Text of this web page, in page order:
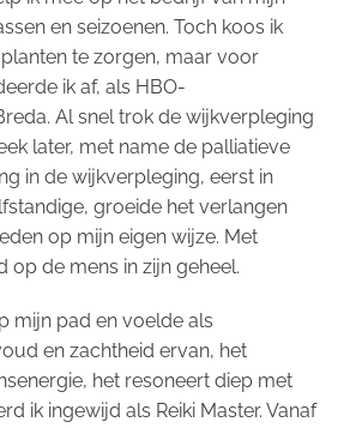
en seizoenen. Toch koos ik
te zorgen, maar voor
ik af, als HBO-
Al snel trok de wijkverpleging
later, met name de palliatieve
in de wijkverpleging, eerst in
groeide het verlangen
op mijn eigen wijze. Met
op de mens in zijn geheel.
mijn pad en voelde als
en zachtheid ervan, het
het resoneert diep met
ik ingewijd als Reiki Master. Vanaf